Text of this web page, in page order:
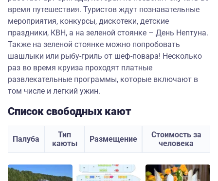
время путешествия. Туристов ждут познавательные
мероприятия, конкурсы, дискотеки, детские
праздники, КВН, а на зеленой стоянке – День Нептуна.
Также на зеленой стоянке можно попробовать
шашлыки или рыбу-гриль от шеф-повара! Несколько
раз во время круиза проходят платные
развлекательные программы, которые включают в
том числе и легкий ужин.
Список свободных кают
Палуба
Тип
каюты
Размещение
Стоимость за
человека